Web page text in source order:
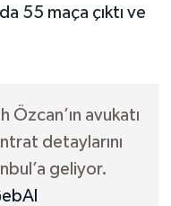
55 maça çıktı ve
Özcan’ın avukatı
detaylarını
geliyor.